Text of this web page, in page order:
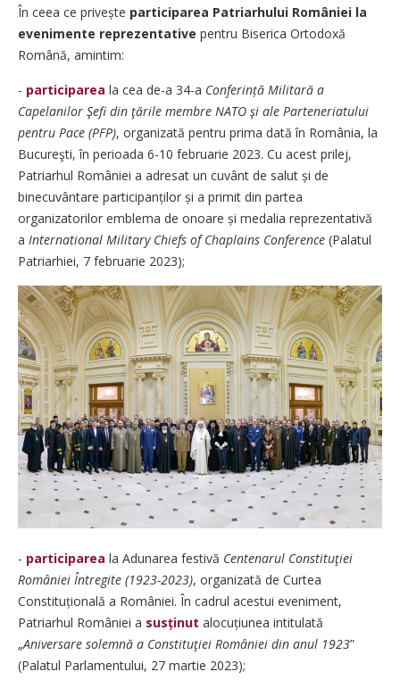
În ceea ce privește participarea Patri­arhului României la
evenimente reprezentative pentru Biserica Ortodoxă
Română, amintim:
- participarea la cea de-a 34-a Conferință Militară a
Capelanilor Şefi din ţările membre NATO şi ale Parteneriatului
pentru Pace (PFP), organizată pentru prima dată în România, la
Bucureşti, în perioada 6-10 februarie 2023. Cu acest prilej,
Patriarhul României a adresat un cuvânt de salut și de
binecuvântare partici­panților și a primit din partea
organizatorilor emblema de onoare și medalia reprezentativă
a International Military Chiefs of Chaplains Conference (Palatul
Patriarhiei, 7 februarie 2023);
- participarea la Adunarea festivă Centenarul Constituţiei
României Întregite (1923-2023), organizată de Curtea
Constituțională a României. În cadrul acestui eveniment,
Patriarhul României a susținut alocuțiunea intitulată
„Aniversare solemnă a Constituţiei României din anul 1923”
(Palatul Parlamentului, 27 martie 2023);